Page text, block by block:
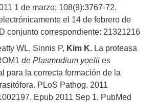
1 de marzo; 108(9):3767-72.
el 14 de febrero de
conjunto correspondiente: 21321216
WL, Sinnis P, Kim K. La proteasa
de Plasmodium yoelii es
para la correcta formación de la
PLoS Pathog. 2011
Epub 2011 Sep 1. PubMed